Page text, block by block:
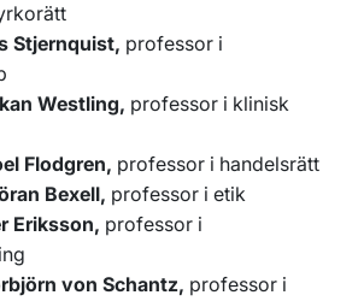
Stjernquist, professor i
Westling, professor i klinisk
Flodgren, professor i handelsrätt
Bexell, professor i etik
Eriksson, professor i
von Schantz, professor i